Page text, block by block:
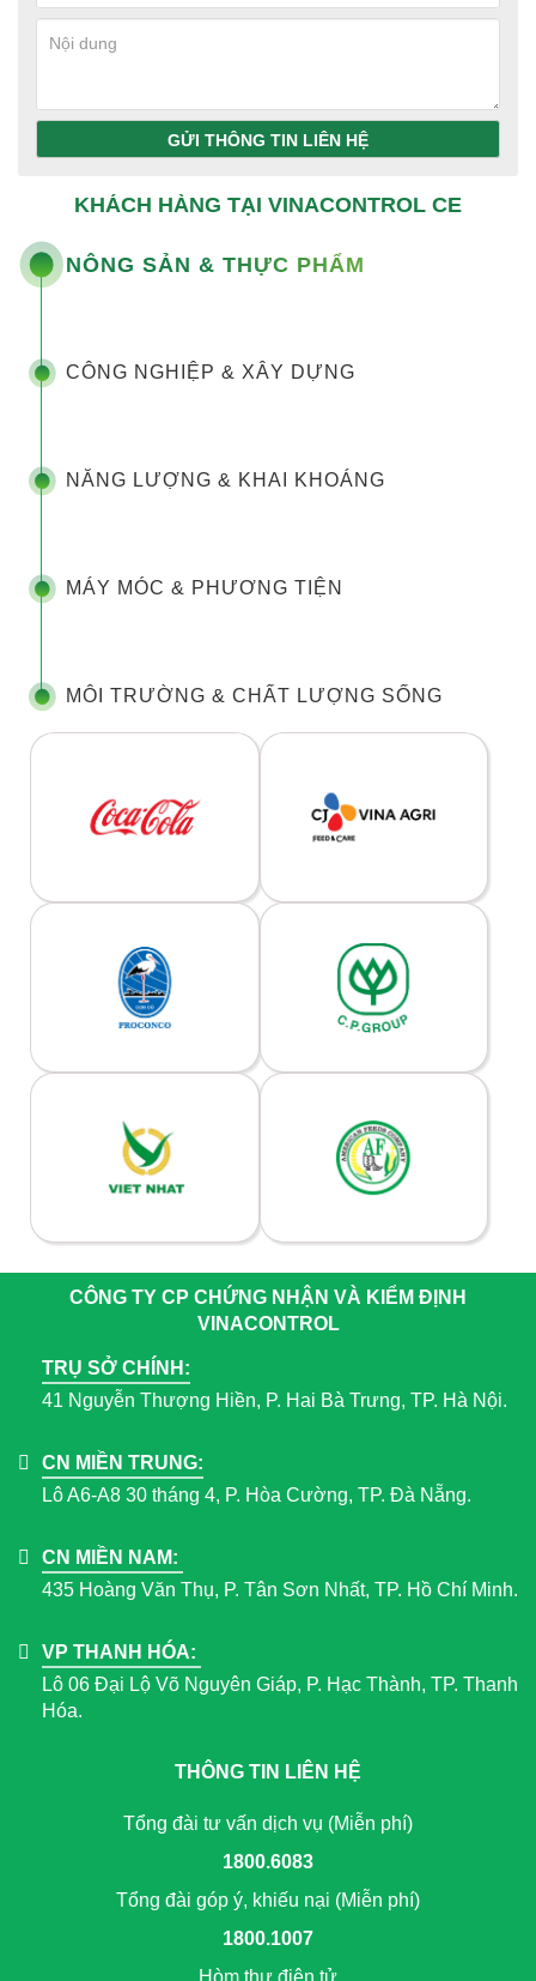
GỬI THÔNG TIN LIÊN HỆ
KHÁCH HÀNG TẠI VINACONTROL CE
NÔNG SẢN & THỰC PHẨM
CÔNG NGHIỆP & XÂY DỰNG
NĂNG LƯỢNG & KHAI KHOÁNG
MÁY MÓC & PHƯƠNG TIỆN
MÔI TRƯỜNG & CHẤT LƯỢNG SỐNG
CÔNG TY CP CHỨNG NHẬN VÀ KIỂM ĐỊNH
VINACONTROL
TRỤ SỞ CHÍNH:
41 Nguyễn Thượng Hiền, P. Hai Bà Trưng, TP. Hà Nội.
CN MIỀN TRUNG:
Lô A6-A8 30 tháng 4, P. Hòa Cường, TP. Đà Nẵng.
CN MIỀN NAM:
435 Hoàng Văn Thụ, P. Tân Sơn Nhất, TP. Hồ Chí Minh.
VP THANH HÓA:
Lô 06 Đại Lộ Võ Nguyên Giáp, P. Hạc Thành, TP. Thanh
Hóa.
THÔNG TIN LIÊN HỆ
Tổng đài tư vấn dịch vụ (Miễn phí)
1800.6083
Tổng đài góp ý, khiếu nại (Miễn phí)
1800.1007